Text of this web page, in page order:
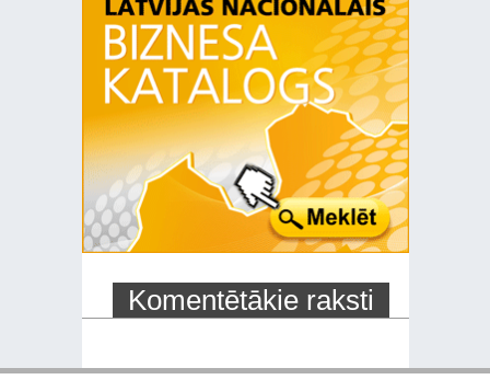
Komentētākie raksti